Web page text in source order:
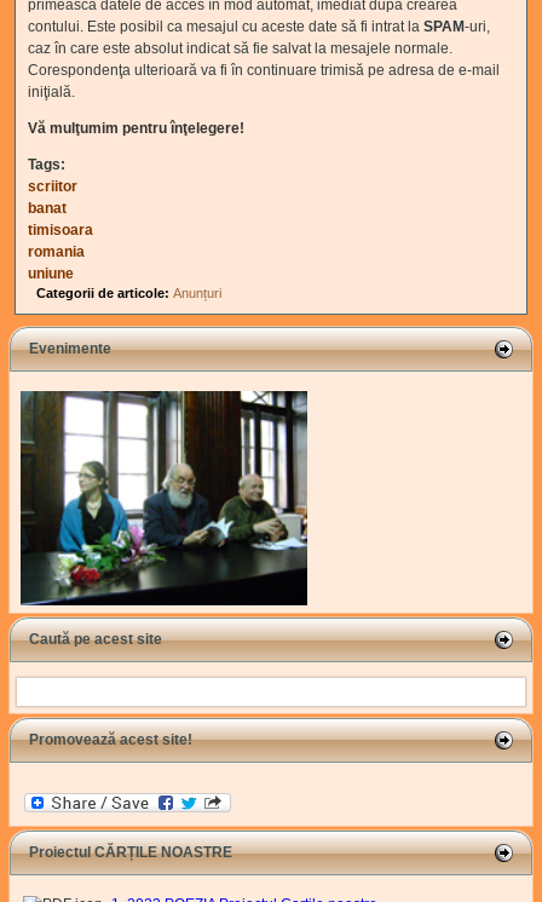
primească datele de acces în mod automat, imediat după crearea
contului. Este posibil ca mesajul cu aceste date să fi intrat laSPAM-uri,
caz în care este absolut indicat să fie salvat la mesajele normale.
Corespondenţa ulterioară va fi în continuare trimisă pe adresa de e-mail
iniţială.
Vă mulţumim pentru înţelegere!
Tags:
scriitor
banat
timisoara
romania
uniune
Categorii de articole:Anunțuri
Evenimente
Caută pe acest site
Search
Promovează acest site!
Proiectul CĂRȚILE NOASTRE